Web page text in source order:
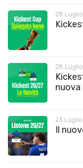
28
28
23
Il